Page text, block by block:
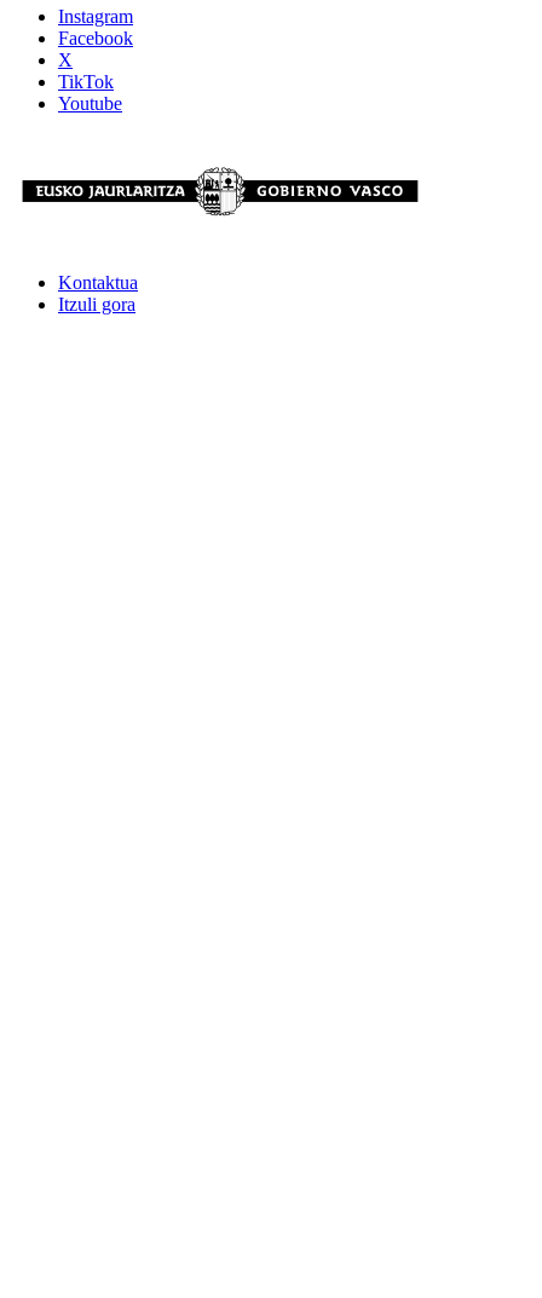
Instagram
Facebook
X
TikTok
Youtube
Kontaktua
Itzuli gora